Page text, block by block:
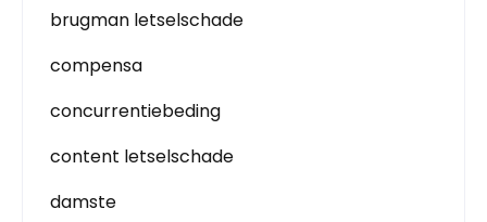
brugman letselschade
compensa
concurrentiebeding
content letselschade
damste